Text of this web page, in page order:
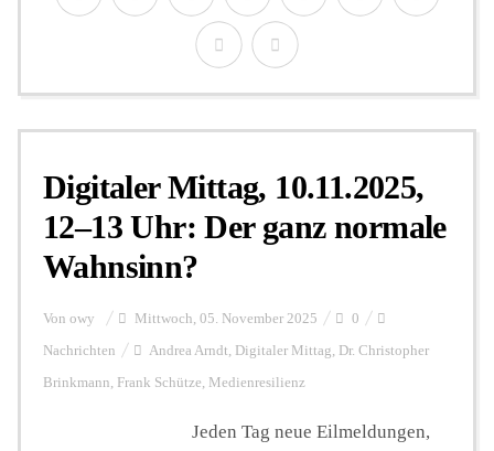
Digitaler Mittag, 10.11.2025,
12–13 Uhr: Der ganz normale
Wahnsinn?
Von owy Mittwoch, 05. November 2025 0
Nachrichten Andrea Arndt, Digitaler Mittag, Dr. Christopher
Brinkmann, Frank Schütze, Medienresilienz
Jeden Tag neue Eilmeldungen,